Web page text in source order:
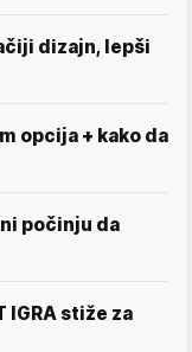
dizajn, lepši
opcija + kako da
počinju da
IGRA stiže za